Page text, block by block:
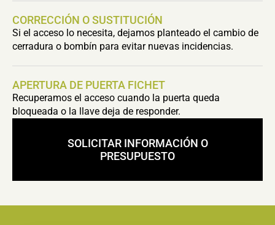
CORRECCIÓN O SUSTITUCIÓN
Si el acceso lo necesita, dejamos planteado el cambio de
cerradura o bombín para evitar nuevas incidencias.
APERTURA DE PUERTA FICHET
Recuperamos el acceso cuando la puerta queda
bloqueada o la llave deja de responder.
SOLICITAR INFORMACIÓN O
PRESUPUESTO